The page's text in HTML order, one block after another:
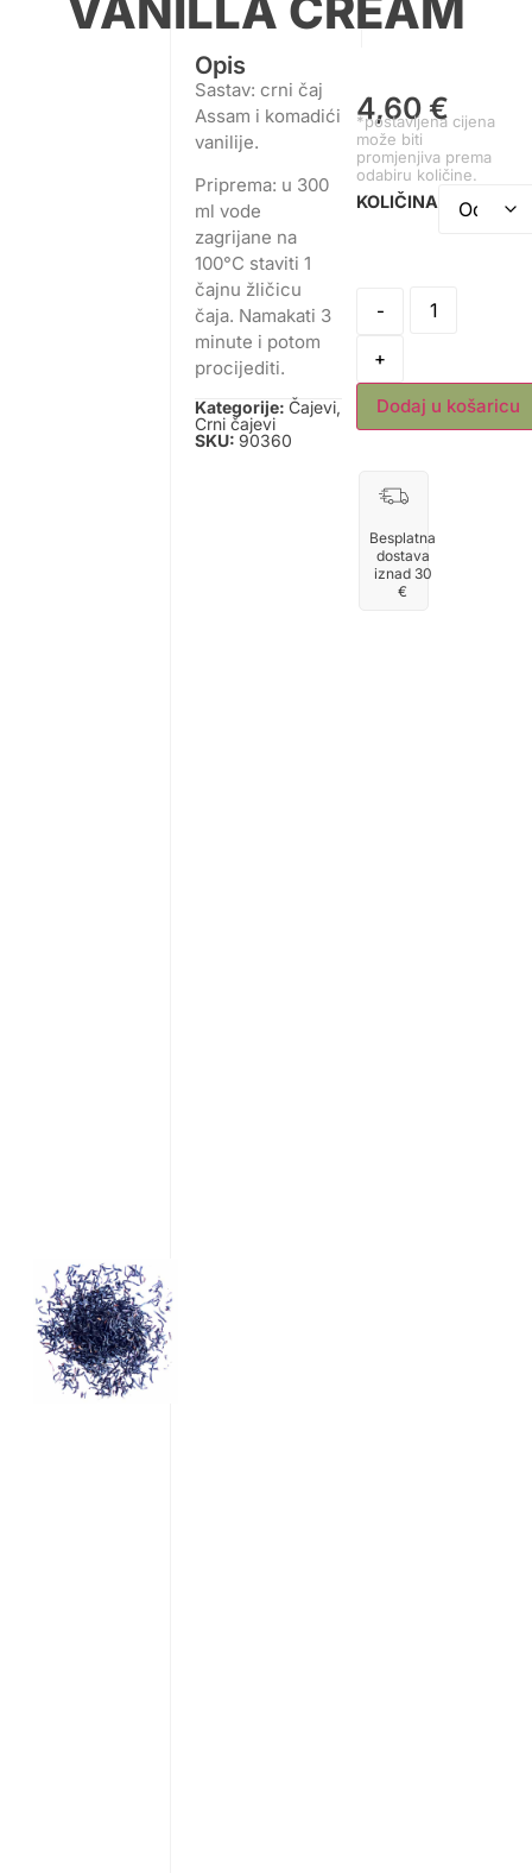
VANILLA CREAM
Opis
Sastav: crni čaj
Assam i komadići
vanilije.
Priprema: u 300
ml vode
zagrijane na
100°C staviti 1
čajnu žličicu
čaja. Namakati 3
minute i potom
procijediti.
Kategorije: Čajevi,
Crni čajevi
SKU: 90360
4,60€
*postavljena cijena
može biti
promjenjiva prema
odabiru količine.
KOLIČINA
-
+
Dodaj u košaricu
Besplatna
dostava
iznad 30
€